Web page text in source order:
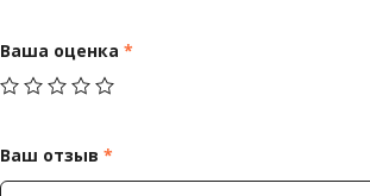
Ваша оценка *
Ваш отзыв *